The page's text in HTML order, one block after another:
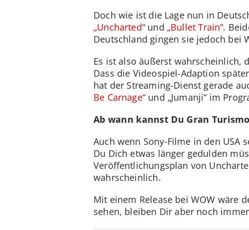
Doch wie ist die Lage nun in
„Uncharted“ und „Bullet Train“.
Deutschland gingen sie jedoch bei
Es ist also äußerst wahrscheinlich,
Dass die Videospiel-Adaption
hat der Streaming-Dienst gerade
Be Carnage“und „Jumanji“ im
Ab wann kannst Du Gran
Auch wenn Sony-Filme in den
Du Dich etwas länger gedulden
Veröffentlichungsplan von
wahrscheinlich.
Mit einem Release bei WOW wäre
sehen, bleiben Dir aber noch